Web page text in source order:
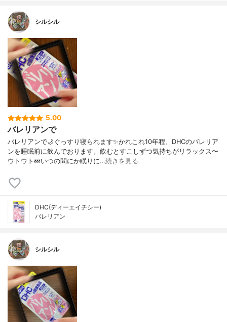
シルシル
5.00
バレリアンで
バレリアンで🌙ぐっすり寝られます✨かれこれ10年程、DHCのバレリア
ンを睡眠前に飲んでおります。飲むとすこしずつ気持ちがリラックス〜
ウトウト💤いつの間にか眠りに…続きを見る
DHC(ディーエイチシー)
バレリアン
シルシル